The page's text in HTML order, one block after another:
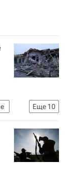
Еще 10